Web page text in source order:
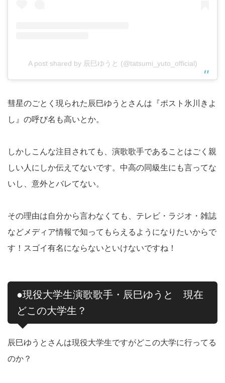
A post shared by 辰巳ゆうと (@tatsumi_yuto_official)
彗星のごとく現られた辰巳ゆうとさんは『ポスト氷川きよ
し』の呼び名も高いとか。
しかしこんな注目されても、演歌歌手であることはごく親
しい人にしか伝えてないです。中高の同級生にも言ってな
いし、意外とバレてない。
その理由は自分から言わなくても、テレビ・ラジオ・雑誌
などメディア情報で知ってもらえるようになりたいからで
す！スゴイ有名にならないといけないですね！
●現役大学生演歌歌手・辰巳ゆうと 現在
どこの大学生？
辰巳ゆうとさんは現役大学生ですがどこの大学に行ってる
のか？